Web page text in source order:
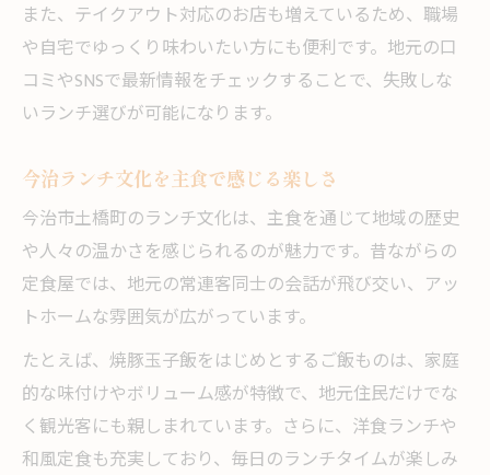
また、テイクアウト対応のお店も増えているため、職場
や自宅でゆっくり味わいたい方にも便利です。地元の口
コミやSNSで最新情報をチェックすることで、失敗しな
いランチ選びが可能になります。
今治ランチ文化を主食で感じる楽しさ
今治市土橋町のランチ文化は、主食を通じて地域の歴史
や人々の温かさを感じられるのが魅力です。昔ながらの
定食屋では、地元の常連客同士の会話が飛び交い、アッ
トホームな雰囲気が広がっています。
たとえば、焼豚玉子飯をはじめとするご飯ものは、家庭
的な味付けやボリューム感が特徴で、地元住民だけでな
く観光客にも親しまれています。さらに、洋食ランチや
和風定食も充実しており、毎日のランチタイムが楽しみ